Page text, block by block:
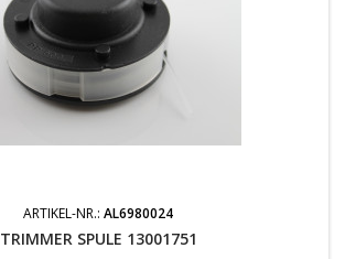
ARTIKEL-NR.: AL6980024
TRIMMER SPULE 13001751